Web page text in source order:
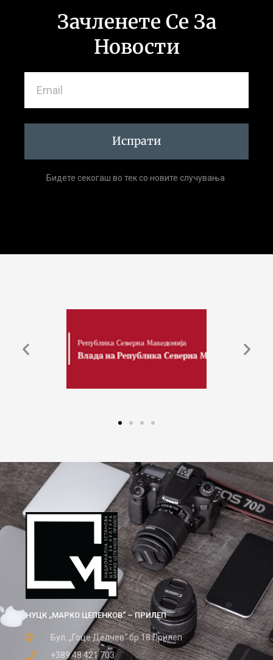
Зачленете Се За
Новости
Испрати
Бидете секогаш во тек со новите случувања
НУЦК „МАРКО ЦЕПЕНКОВ“ – ПРИЛЕП
Бул. „Гоце Делчев“ бр.18 Прилеп
+389 48 421 703